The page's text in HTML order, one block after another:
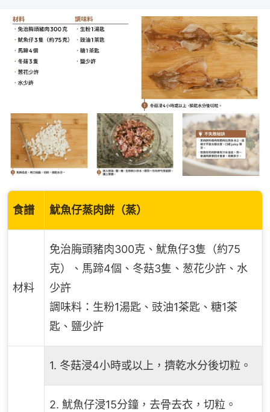
食譜 魷魚仔蒸肉餅（蒸）
材料
免治脢頭豬肉300克、魷魚仔3隻（約75
克）、馬蹄4個、冬菇3隻、葱花少許、水
少許
調味料：生粉1湯匙、豉油1茶匙、糖1茶
匙、鹽少許
1. 冬菇浸4小時或以上，擠乾水分後切粒。
2. 魷魚仔浸15分鐘，去骨去衣，切粒。